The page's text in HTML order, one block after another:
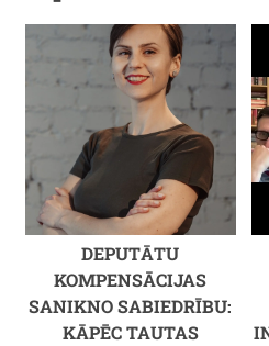
DEPUTĀTU
KOMPENSĀCIJAS
SANIKNO SABIEDRĪBU:
KĀPĒC TAUTAS